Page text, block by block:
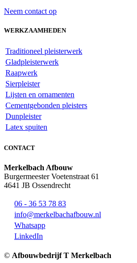
Neem contact op
WERKZAAMHEDEN
Traditioneel pleisterwerk
Gladpleisterwerk
Raapwerk
Sierpleister
Lijsten en ornamenten
Cementgebonden pleisters
Dunpleister
Latex spuiten
CONTACT
Merkelbach Afbouw
Burgermeester Voetenstraat 61
4641 JB Ossendrecht
06 - 36 53 78 83
info@merkelbachafbouw.nl
Whatsapp
LinkedIn
© Afbouwbedrijf T Merkelbach